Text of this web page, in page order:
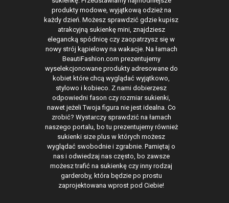
produkty modowe, wyjątkową odzież na
każdy dzień. Możesz sprawdzić gdzie kupisz
atrakcyjną sukienkę mini, znajdziesz
elegancką spódnicę czy zaopatrzysz się w
nowy strój kąpielowy na wakacje. Na łamach
BeautiFashion.com prezentujemy
wyselekcjonowane produkty adresowane do
kobiet które chcą wyglądać wyjątkowo,
stylowo i kobieco. Z nami dobierzesz
odpowiedni fason czy rozmiar sukienki,
nawet jeżeli Twoja figura nie jest idealna. Co
zrobić? Wystarczy sprawdzić na łamach
naszego portalu, bo tu prezentujemy również
sukienki size plus w których możesz
wyglądać swobodnie i zgrabnie. Pamiętaj o
nas i odwiedzaj nas często, bo zawsze
możesz trafić na sukienkę czy inny rodzaj
garderoby, która będzie po prostu
zaprojektowana wprost pod Ciebie!